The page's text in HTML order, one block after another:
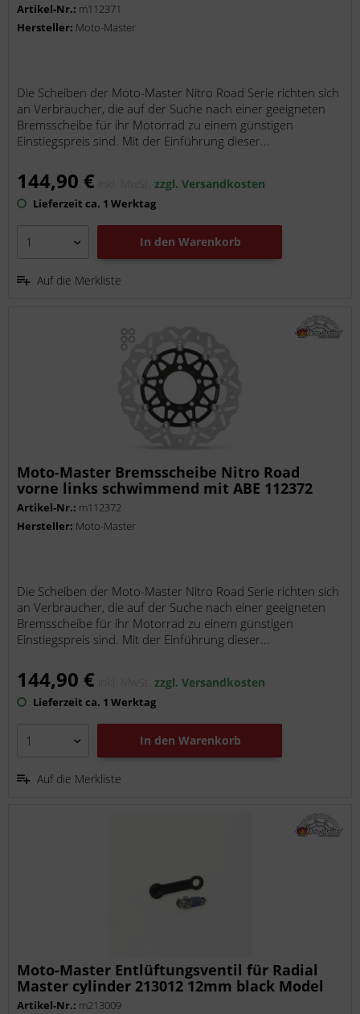
Artikel-Nr.: m112371
Hersteller: Moto-Master
Die Scheiben der Moto-Master Nitro Road Serie richten sich
an Verbraucher, die auf der Suche nach einer geeigneten
Bremsscheibe für ihr Motorrad zu einem günstigen
Einstiegspreis sind. Mit der Einführung dieser...
144,90 € inkl. MwSt.zzgl. Versandkosten
Lieferzeit ca. 1 Werktag
In den Warenkorb
Auf die Merkliste
Moto-Master Bremsscheibe Nitro Road
vorne links schwimmend mit ABE 112372
Artikel-Nr.: m112372
Hersteller: Moto-Master
Die Scheiben der Moto-Master Nitro Road Serie richten sich
an Verbraucher, die auf der Suche nach einer geeigneten
Bremsscheibe für ihr Motorrad zu einem günstigen
Einstiegspreis sind. Mit der Einführung dieser...
144,90 € inkl. MwSt.zzgl. Versandkosten
Lieferzeit ca. 1 Werktag
In den Warenkorb
Auf die Merkliste
Moto-Master Entlüftungsventil für Radial
Master cylinder 213012 12mm black Model
213009
Artikel-Nr.: m213009